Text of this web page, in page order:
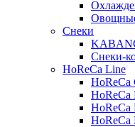
Снеки
Снеки-
HoReCa Line
HoReCa
HoReCa
HoReCa
HoReCa